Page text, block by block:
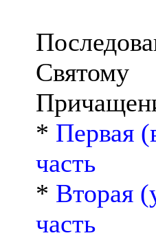
Святому
* Первая
часть
* Вторая
часть